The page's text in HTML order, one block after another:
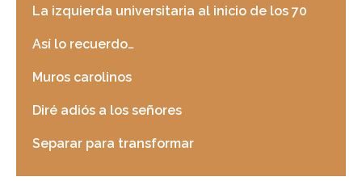
La izquierda universitaria al inicio de los 70
Así lo recuerdo…
Muros carolinos
Diré adiós a los señores
Separar para transformar